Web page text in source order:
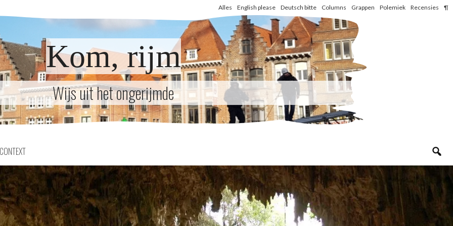
Alles English please Deutsch bitte Columns Grappen Polemiek Recensies ¶
Kom, rijm
Wijs uit het ongerijmde
CONTEXT